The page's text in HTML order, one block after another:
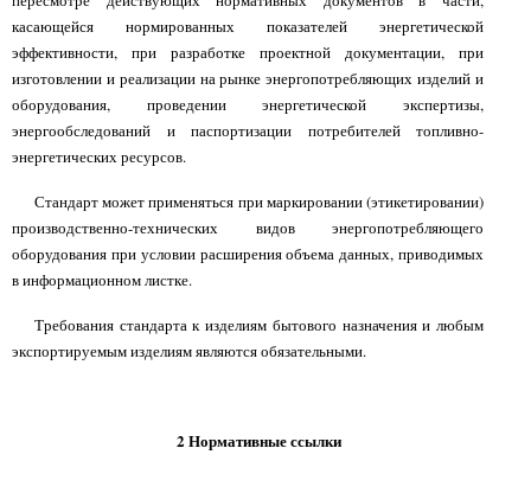
касающейся нормированных показателей энергетической
эффективности, при разработке проектной документации, при
изготовлении и реализации на рынке энергопотребляющих изделий и
оборудования, проведении энергетической экспертизы,
энергообследований и паспортизации потребителей топливно-
энергетических ресурсов.
Стандарт может применяться при маркировании (этикетировании)
производственно-технических видов энергопотребляющего
оборудования при условии расширения объема данных, приводимых
в информационном листке.
Требования стандарта к изделиям бытового назначения и любым
экспортируемым изделиям являются обязательными.
2 Нормативные ссылки